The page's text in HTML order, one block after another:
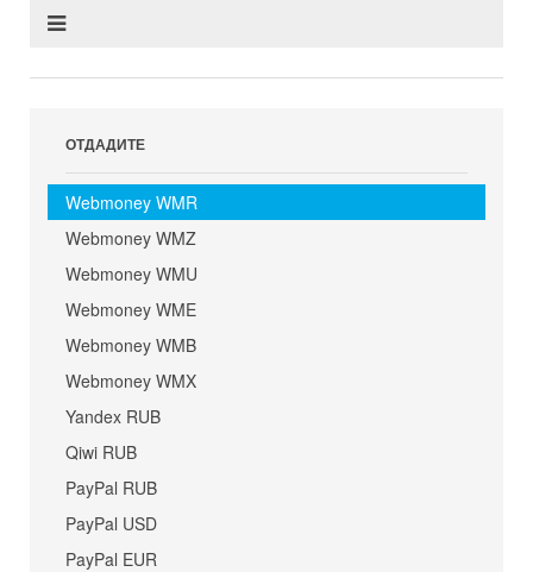
ОТДАДИТЕ
Webmoney WMR
Webmoney WMZ
Webmoney WMU
Webmoney WME
Webmoney WMB
Webmoney WMX
Yandex RUB
Qiwi RUB
PayPal RUB
PayPal USD
PayPal EUR